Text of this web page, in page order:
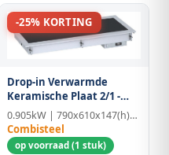
-25% KORTING
Drop-in Verwarmde
Keramische Plaat 2/1 -
Zwart
0.905kW | 790x610x147(h)mm
Combisteel
op voorraad (1 stuk)